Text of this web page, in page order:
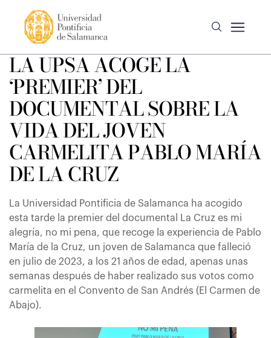
LA UPSA ACOGE LA
‘PREMIER’ DEL
DOCUMENTAL SOBRE LA
VIDA DEL JOVEN
CARMELITA PABLO MARÍA
DE LA CRUZ
La Universidad Pontificia de Salamanca ha acogido
esta tarde la premier del documental La Cruz es mi
alegría, no mi pena, que recoge la experiencia de Pablo
María de la Cruz, un joven de Salamanca que falleció
en julio de 2023, a los 21 años de edad, apenas unas
semanas después de haber realizado sus votos como
carmelita en el Convento de San Andrés (El Carmen de
Abajo).